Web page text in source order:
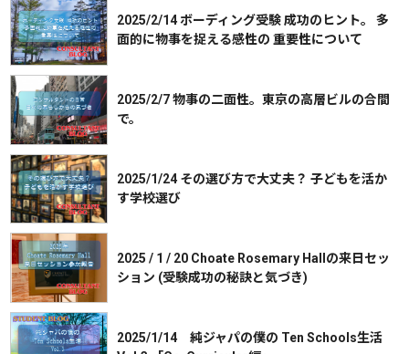
2025/2/14 ボーディング受験 成功のヒント。 多
面的に物事を捉える感性の 重要性について
2025/2/7 物事の二面性。東京の高層ビルの合間
で。
2025/1/24 その選び方で大丈夫？ 子どもを活か
す学校選び
2025 / 1 / 20 Choate Rosemary Hallの来日セッ
ション (受験成功の秘訣と気づき)
2025/1/14 純ジャパの僕の Ten Schools生活